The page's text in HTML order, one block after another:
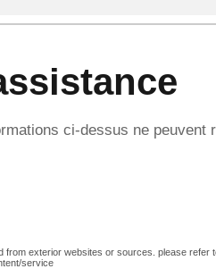
ci-dessus ne peuvent
from exterior websites or sources. please
service